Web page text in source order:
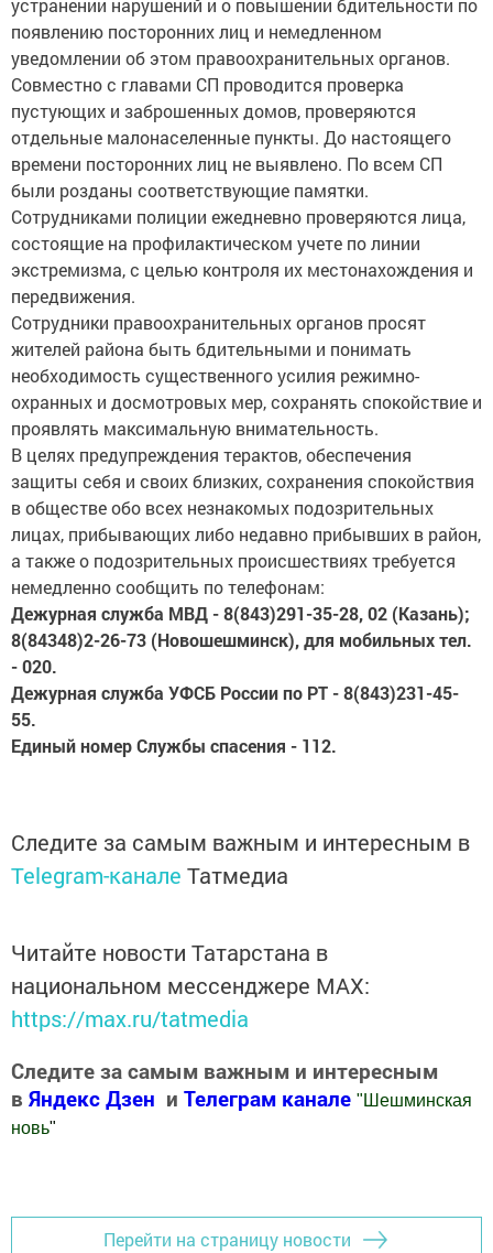
устранении нарушений и о повышении бдительности по
появлению посторонних лиц и немедленном
уведомлении об этом правоохранительных органов.
Совместно с главами СП проводится проверка
пустующих и заброшенных домов, проверяются
отдельные малонаселенные пункты. До настоящего
времени посторонних лиц не выявлено. По всем СП
были розданы соответствующие памятки.
Сотрудниками полиции ежедневно проверяются лица,
состоящие на профилактическом учете по линии
экстремизма, с целью контроля их местонахождения и
передвижения.
Сотрудники правоохранительных органов просят
жителей района быть бдительными и понимать
необходимость существенного усилия режимно-
охранных и досмотровых мер, сохранять спокойствие и
проявлять максимальную внимательность.
В целях предупреждения терактов, обеспечения
защиты себя и своих близких, сохранения спокойствия
в обществе обо всех незнакомых подозрительных
лицах, прибывающих либо недавно прибывших в район,
а также о подозрительных происшествиях требуется
немедленно сообщить по телефонам:
Дежурная служба МВД - 8(843)291-35-28, 02 (Казань);
8(84348)2-26-73 (Новошешминск), для мобильных тел.
- 020.
Дежурная служба УФСБ России по РТ - 8(843)231-45-
55.
Единый номер Службы спасения - 112.
Следите за самым важным и интересным в
Telegram-канале Татмедиа
Читайте новости Татарстана в
национальном мессенджере MАХ:
https://max.ru/tatmedia
Следите за самым важным и интересным
в Яндекс Дзен и Телеграм канале " Шешминская
новь"
Перейти на страницу новости